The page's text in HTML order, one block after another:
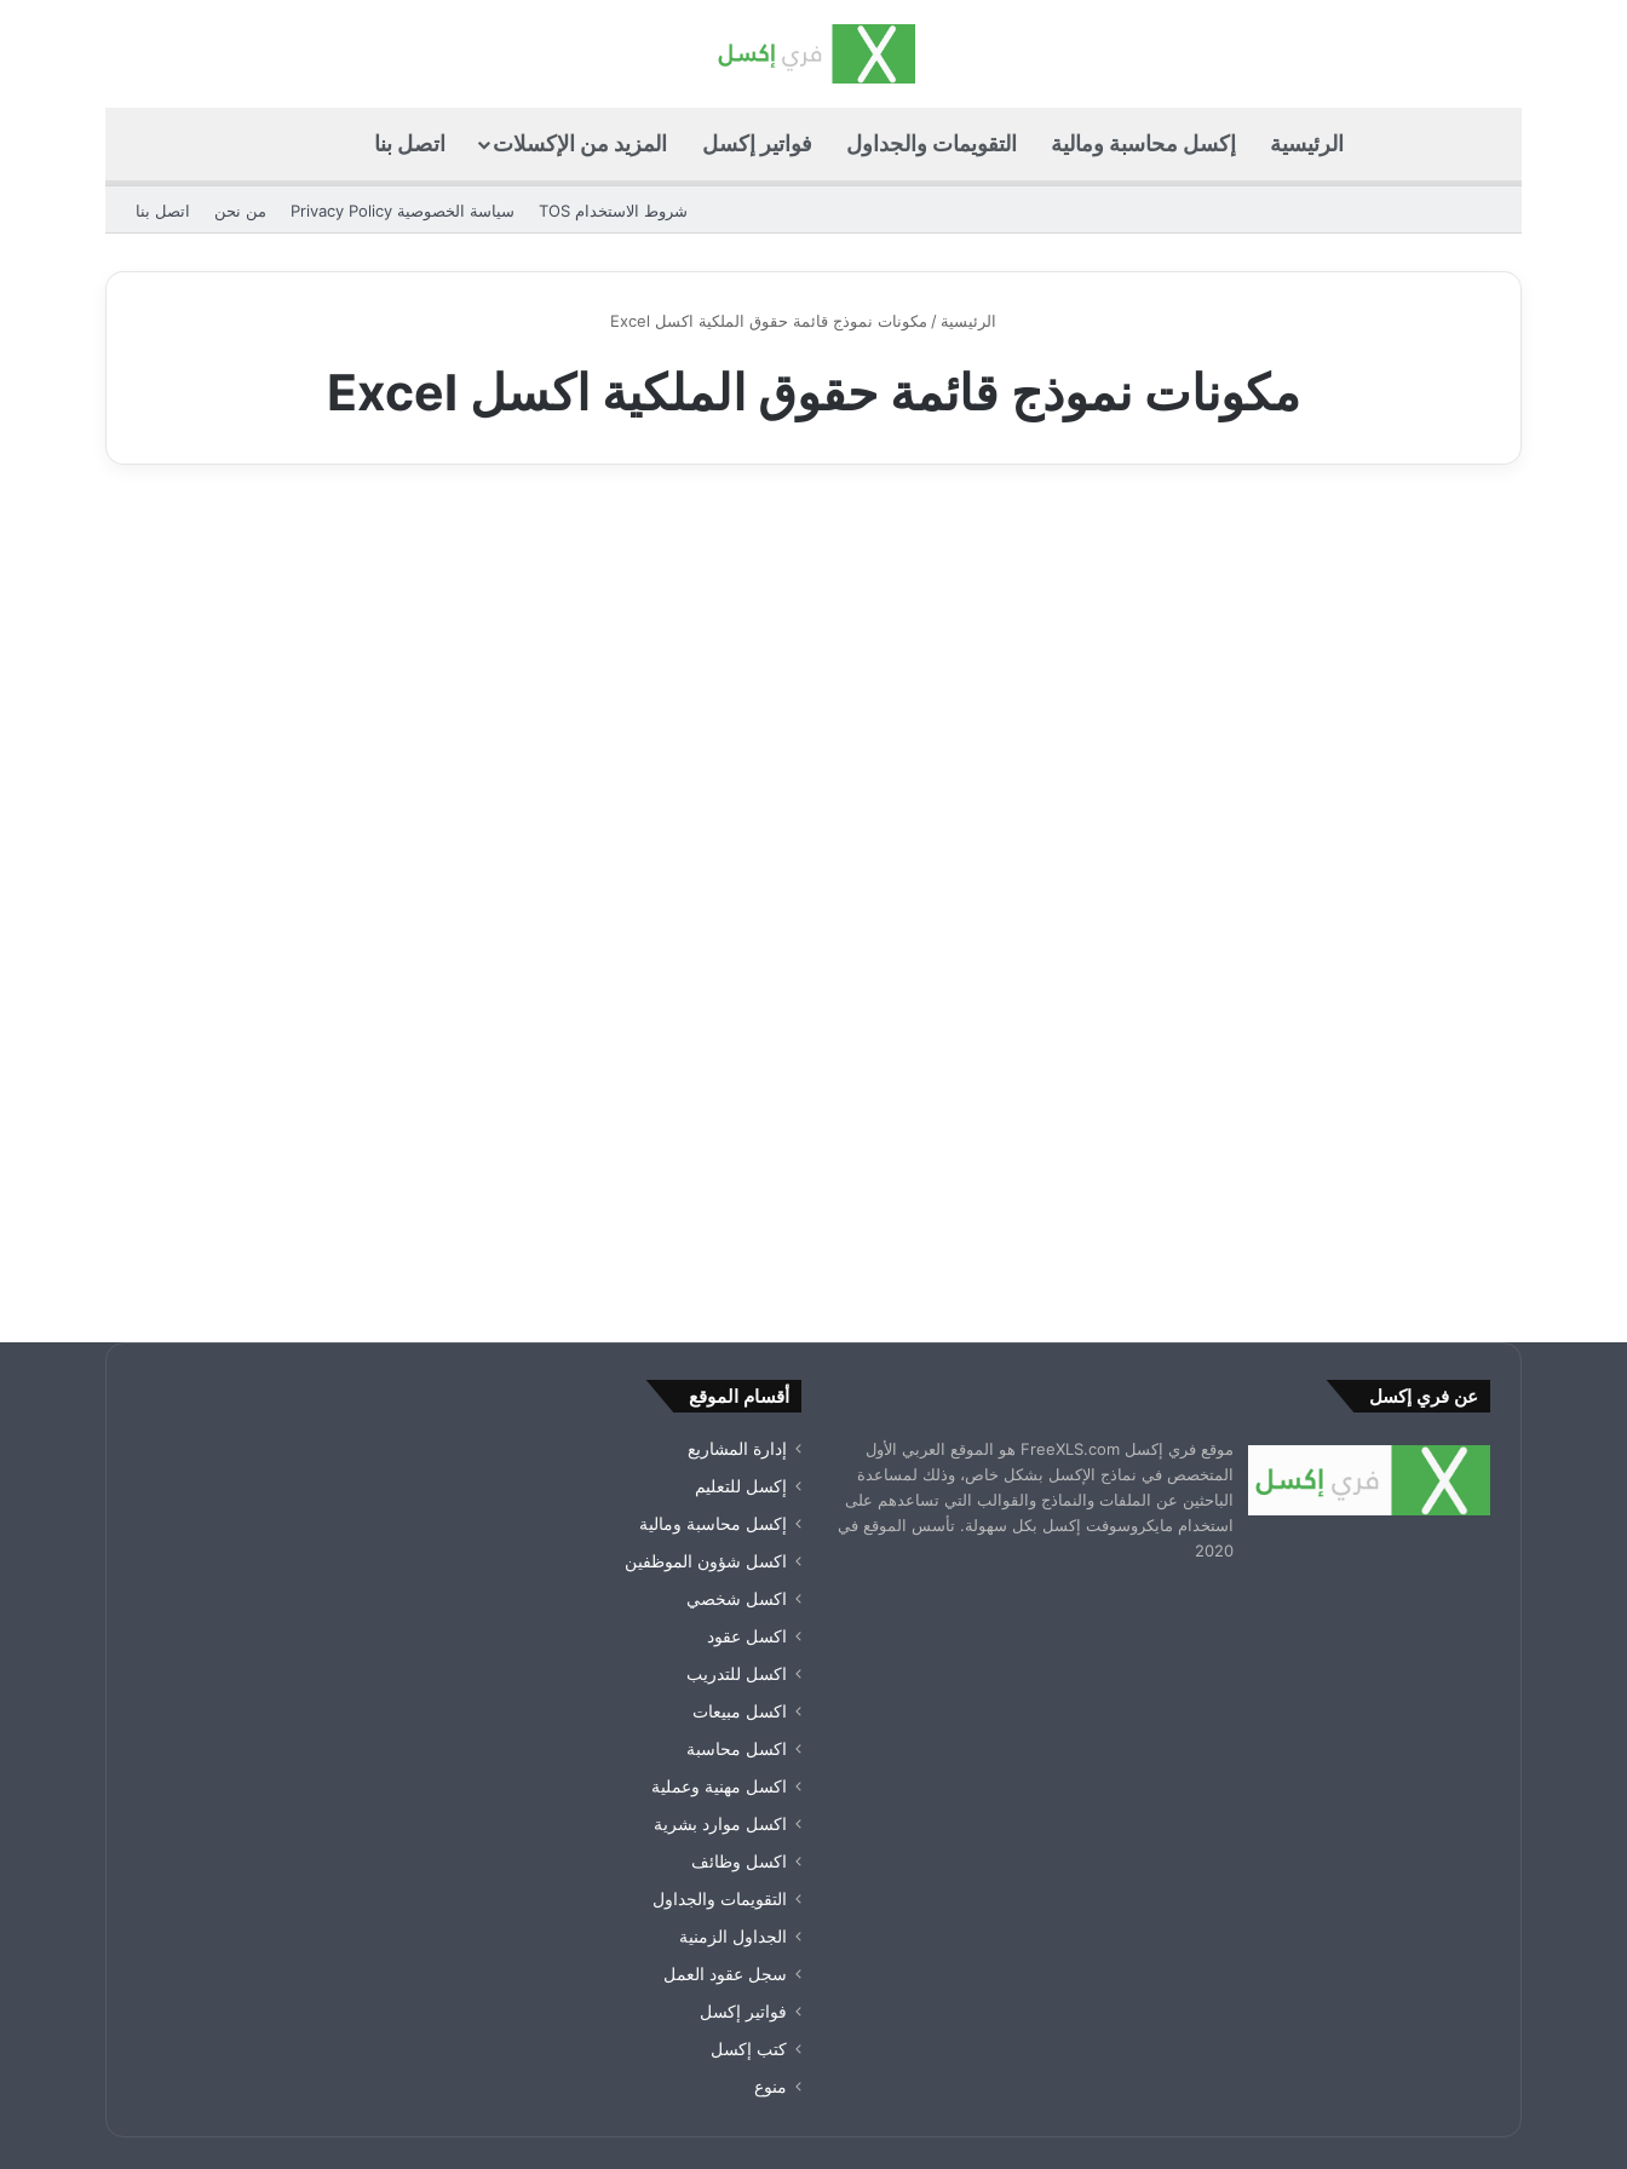
الرئيسية إكسل محاسبة ومالية التقويمات والجداول فواتير إكسل المزيد من الإكسلات اتصل بنا
شروط الاستخدام TOS سياسة الخصوصية Privacy Policy من نحن اتصل بنا
الرئيسية / مكونات نموذج قائمة حقوق الملكية اكسل Excel
مكونات نموذج قائمة حقوق الملكية اكسل Excel
عن فري إكسل
موقع فري إكسل FreeXLS.com هو الموقع العربي الأول
المتخصص في نماذج الإكسل بشكل خاص، وذلك لمساعدة
الباحثين عن الملفات والنماذج والقوالب التي تساعدهم على
استخدام مايكروسوفت إكسل بكل سهولة. تأسس الموقع في
2020
أقسام الموقع
إدارة المشاريع
إكسل للتعليم
إكسل محاسبة ومالية
اكسل شؤون الموظفين
اكسل شخصي
اكسل عقود
اكسل للتدريب
اكسل مبيعات
اكسل محاسبة
اكسل مهنية وعملية
اكسل موارد بشرية
اكسل وظائف
التقويمات والجداول
الجداول الزمنية
سجل عقود العمل
فواتير إكسل
كتب إكسل
منوع